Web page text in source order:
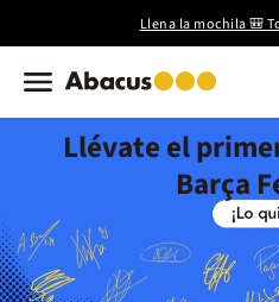
Llena la mochila 🎒
Llévate el
Barça